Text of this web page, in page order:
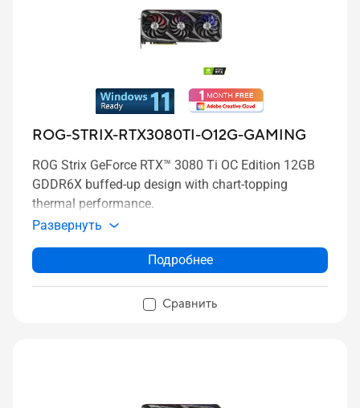
ROG-STRIX-RTX3080TI-O12G-GAMING
ROG Strix GeForce RTX™ 3080 Ti OC Edition 12GB
GDDR6X buffed-up design with chart-topping
thermal performance.
Развернуть
Подробнее
Сравнить